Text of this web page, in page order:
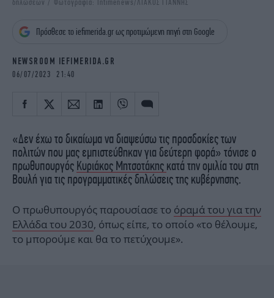
iBOOKS
ΖΩΔΙΑ
OSCARS
NEWSLETTER
δηλώσεων / Φωτογραφία: Intimenews/ΛΙΑΚΟΣ ΓΙΑΝΝΗΣ
Πρόσθεσε το iefimerida.gr ως προτιμώμενη πηγή στη Google
NEWSROOM IEFIMERIDA.GR
06/07/2023 21:40
«Δεν έχω το δικαίωμα να διαψεύσω τις προσδοκίες των
πολιτών που μας εμπιστεύθηκαν για δεύτερη φορά» τόνισε ο
πρωθυπουργός Κυριάκος Μητσοτάκης κατά την ομιλία του στη
Βουλή για τις προγραμματικές δηλώσεις της κυβέρνησης.
Ο πρωθυπουργός παρουσίασε το όραμά του για την
Ελλάδα του 2030, όπως είπε, το οποίο «το θέλουμε,
το μπορούμε και θα το πετύχουμε».